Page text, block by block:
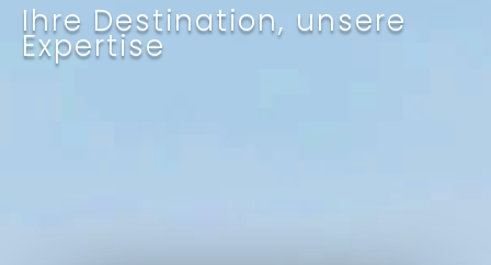
Ihre Destination, unsere
Expertise